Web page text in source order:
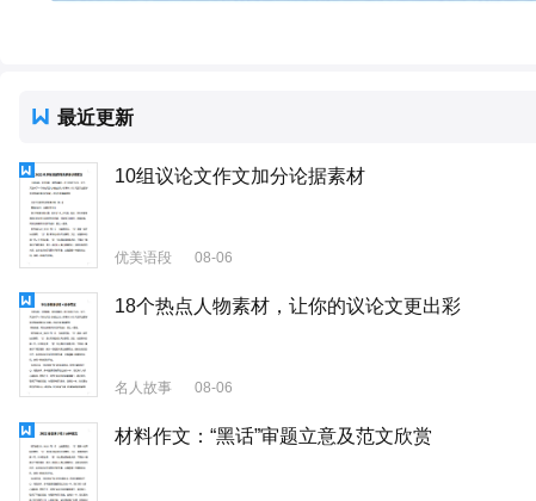
最近更新
10组议论文作文加分论据素材
优美语段 08-06
18个热点人物素材，让你的议论文更出彩
名人故事 08-06
材料作文：“黑话”审题立意及范文欣赏